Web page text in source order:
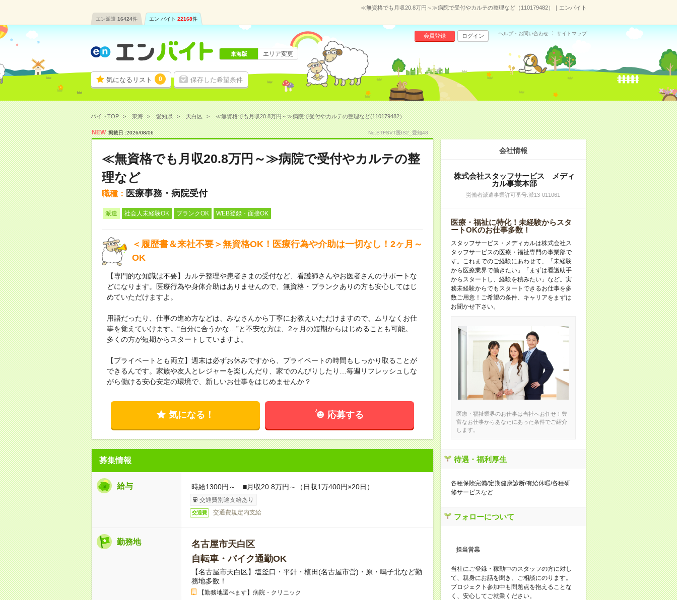
≪無資格でも月収20.8万円～≫病院で受付やカルテの整理など（110179482）｜エンバイト
エン派遣 16424件 エン バイト 22168件
気になるリスト 0 保存した希望条件
会員登録 ログイン ヘルプ・お問い合わせ サイトマップ
東海版 エリア変更
バイトTOP 東海 愛知県 天白区 ≪無資格でも月収20.8万円～≫病院で受付やカルテの整理など(110179482）
NEW 掲載日 :2026/08/06 No.STFSVT医IS2_愛知48
≪無資格でも月収20.8万円～≫病院で受付やカルテの整
理など
職種： 医療事務・病院受付
派遣 社会人未経験OK ブランクOK WEB登録・面接OK
＜履歴書＆来社不要＞無資格OK！医療行為や介助は一切なし！2ヶ月～
OK
【専門的な知識は不要】カルテ整理や患者さまの受付など、看護師さんやお医者さんのサポートな
どになります。医療行為や身体介助はありませんので、無資格・ブランクありの方も安心してはじ
めていただけますよ。
用語だったり、仕事の進め方などは、みなさんから丁寧にお教えいただけますので、ムリなくお仕
事を覚えていけます。“自分に合うかな…”と不安な方は、2ヶ月の短期からはじめることも可能。
多くの方が短期からスタートしていますよ。
【プライベートとも両立】週末は必ずお休みですから、プライベートの時間もしっかり取ることが
できるんです。家族や友人とレジャーを楽しんだり、家でのんびりしたり…毎週リフレッシュしな
がら働ける安心安定の環境で、新しいお仕事をはじめませんか？
気になる！ 応募する
募集情報
給与 時給1300円～ ■月収20.8万円～（日収1万400円×20日）
交通費別途支給あり
交通費 交通費規定内支給
勤務地
名古屋市天白区
自転車・バイク通勤OK
【名古屋市天白区】塩釜口・平針・植田(名古屋市営)・原・鳴子北など勤
務地多数！
【勤務地選べます】病院・クリニック
会社情報
株式会社スタッフサービス メディ
カル事業本部
労働者派遣事業許可番号:派13-011061
医療・福祉に特化！未経験からスタ
ートOKのお仕事多数！
スタッフサービス・メディカルは株式会社ス
タッフサービスの医療・福祉専門の事業部で
す。これまでのご経験にあわせて、「未経験
から医療業界で働きたい」「まずは看護助手
からスタートし、経験を積みたい」など。実
務未経験からでもスタートできるお仕事を多
数ご用意！ご希望の条件、キャリアをまずは
お聞かせ下さい。
医療・福祉業界のお仕事は当社へお任せ！豊
富なお仕事からあなたにあった条件でご紹介
します。
待遇・福利厚生
各種保険完備/定期健康診断/有給休暇/各種研
修サービスなど
フォローについて
担当営業
当社にご登録・稼動中のスタッフの方に対し
て、親身にお話を聞き、ご相談にのります。
プロジェクト参加中も問題点を抱えることな
く、安心してご就業ください。